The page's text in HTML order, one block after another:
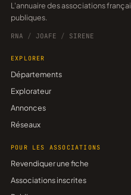
L'annuaire des associations françaises, construit sur les données
publiques.
RNA / JOAFE / SIRENE
EXPLORER
Départements
Explorateur
Annonces
Réseaux
POUR LES ASSOCIATIONS
Revendiquer une fiche
Associations inscrites